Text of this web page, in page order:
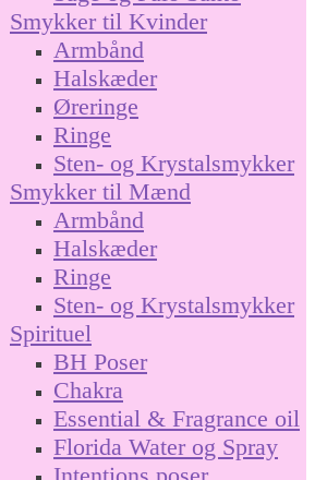
Smykker til Kvinder
Armbånd
Halskæder
Øreringe
Ringe
Sten- og Krystalsmykker
Smykker til Mænd
Armbånd
Halskæder
Ringe
Sten- og Krystalsmykker
Spirituel
BH Poser
Chakra
Essential & Fragrance oil
Florida Water og Spray